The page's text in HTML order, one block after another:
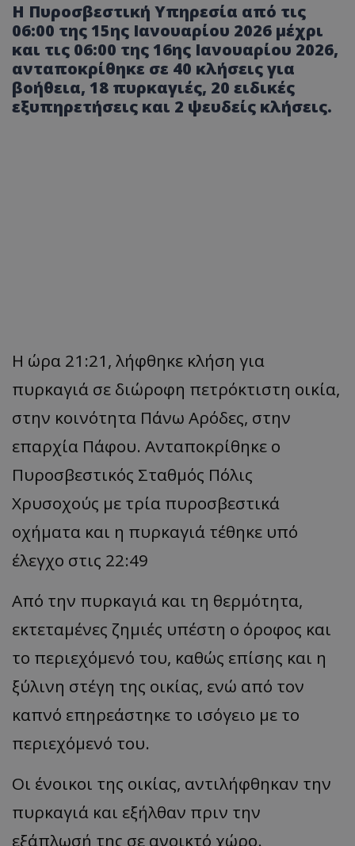
Η Πυροσβεστική Υπηρεσία από τις
06:00 της 15ης Ιανουαρίου 2026 μέχρι
και τις 06:00 της 16ης Ιανουαρίου 2026,
ανταποκρίθηκε σε 40 κλήσεις για
βοήθεια, 18 πυρκαγιές, 20 ειδικές
εξυπηρετήσεις και 2 ψευδείς κλήσεις.
Η ώρα 21:21, λήφθηκε κλήση για
πυρκαγιά σε διώροφη πετρόκτιστη οικία,
στην κοινότητα Πάνω Αρόδες, στην
επαρχία Πάφου. Ανταποκρίθηκε ο
Πυροσβεστικός Σταθμός Πόλις
Χρυσοχούς με τρία πυροσβεστικά
οχήματα και η πυρκαγιά τέθηκε υπό
έλεγχο στις 22:49
Από την πυρκαγιά και τη θερμότητα,
εκτεταμένες ζημιές υπέστη ο όροφος και
το περιεχόμενό του, καθώς επίσης και η
ξύλινη στέγη της οικίας, ενώ από τον
καπνό επηρεάστηκε το ισόγειο με το
περιεχόμενό του.
Οι ένοικοι της οικίας, αντιλήφθηκαν την
πυρκαγιά και εξήλθαν πριν την
εξάπλωσή της σε ανοικτό χώρο.